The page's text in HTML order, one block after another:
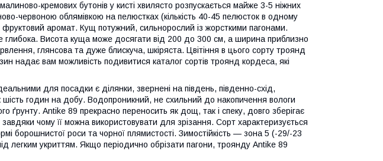
кремових бутонів у кисті хвилясто розпускається майже 3-5 ніжних
червоною облямівкою на пелюстках (кількість 40-45 пелюсток в одному
фруктовий аромат. Кущ потужний, сильнорослий із жорсткими пагонами.
глибока. Висота куща може досягати від 200 до 300 см, а ширина приблизно
глянсова та дуже блискуча, шкіряста. Цвітіння в цього сорту троянд
надає вам можливість подивитися каталог сортів троянд кордеса, які
для посадки є ділянки, звернені на південь, південно-схід,
шість годин на добу. Водопроникний, не схильний до накопичення вологи
ґрунту. Antike 89 прекрасно переносить як дощ, так і спеку, довго зберігає
чому її можна використовувати для зрізання. Сорт характеризується
борошнистої роси та чорної плямистості. Зимостійкість — зона 5 (-29/-23
легким укриттям. Якщо періодично обрізати пагони, троянду Antike 89